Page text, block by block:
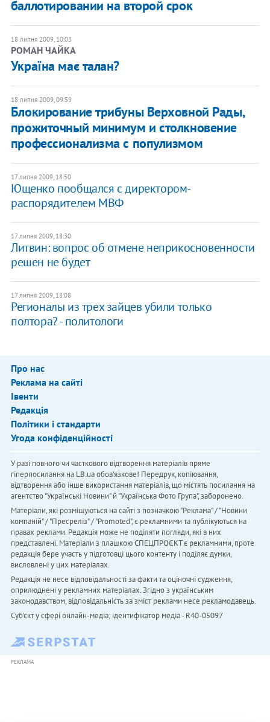
баллотировании на второй срок
18 липня 2009, 10:03
РОМАН ЧАЙКА
Україна має талан?
18 липня 2009, 09:59
Блокирование трибуны Верховной Рады,
прожиточный минимум и столкновение
профессионализма с популизмом
17 липня 2009, 18:50
Ющенко пообщался с директором-
распорядителем МВФ
17 липня 2009, 18:30
Литвин: вопрос об отмене неприкосновенности
решен не будет
17 липня 2009, 18:08
Регионалы из трех зайцев убили только
полтора? - политологи
Про нас
Реклама на сайті
Івенти
Редакція
Політики і стандарти
Угода конфіденційності
У разі повного чи часткового відтворення матеріалів пряме
гіперпосилання на LB.ua обов'язкове! Передрук, копіювання,
відтворення або інше використання матеріалів, що містять посилання на
агентство "Українськi Новини" й "Українська Фото Група", заборонено.
Матеріали, які розміщуються на сайті з позначкою "Реклама" / "Новини
компаній" / "Пресреліз" / "Promoted", є рекламними та публікуються на
правах реклами. Редакція може не поділяти погляди, які в них
представлені. Матеріали з плашкою СПЕЦПРОЄКТ є рекламними, проте
редакція бере участь у підготовці цього контенту і поділяє думки,
висловлені у цих матеріалах.
Редакція не несе відповідальності за факти та оціночні судження,
оприлюднені у рекламних матеріалах. Згідно з українським
законодавством, відповідальність за зміст реклами несе рекламодавець.
Cуб'єкт у сфері онлайн-медіа; ідентифікатор медіа - R40-05097
РЕКЛАМА